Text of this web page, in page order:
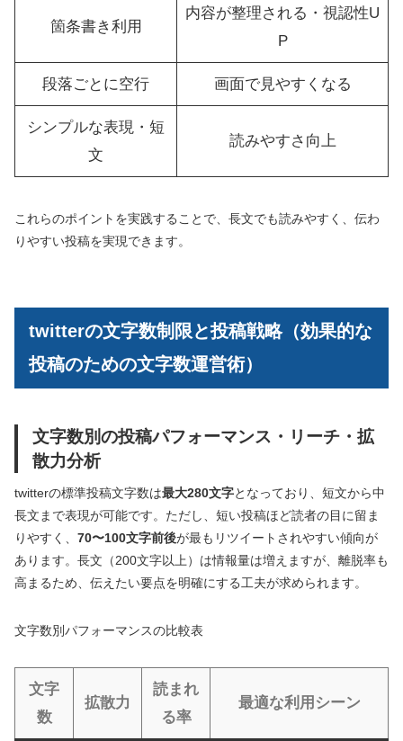
箇条書き利用
内容が整理される・視認性U
P
段落ごとに空行 画面で見やすくなる
シンプルな表現・短
文
読みやすさ向上
これらのポイントを実践することで、長文でも読みやすく、伝わ
りやすい投稿を実現できます。
twitterの文字数制限と投稿戦略（効果的な
投稿のための文字数運営術）
文字数別の投稿パフォーマンス・リーチ・拡
散力分析
twitterの標準投稿文字数は最大280文字となっており、短文から中
長文まで表現が可能です。ただし、短い投稿ほど読者の目に留ま
りやすく、 70〜100文字前後が最もリツイートされやすい傾向が
あります。長文（200文字以上）は情報量は増えますが、離脱率も
高まるため、伝えたい要点を明確にする工夫が求められます。
文字数別パフォーマンスの比較表
文字
数
拡散力
読まれ
る率
最適な利用シーン